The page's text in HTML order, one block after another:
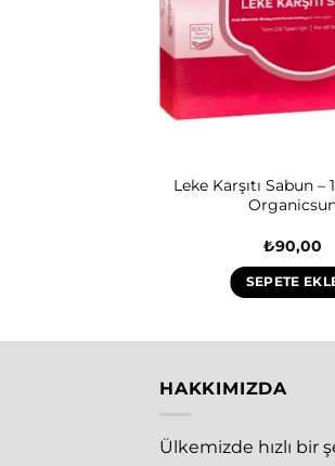
Leke Karşıtı Sabun –
₺90,00
SEPETE
HAKKIMIZDA
Ülkemizde hızlı bir